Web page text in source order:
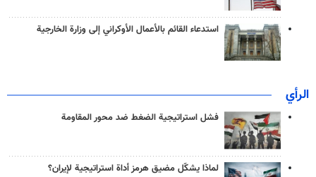
استدعاء القائم بالأعمال الأوكراني إلى وزارة الخارجية
الرأي
فشل استراتيجية الضغط ضد محور المقاومة
لماذا يشكّل مضيق هرمز أداة استراتيجية لإيران؟